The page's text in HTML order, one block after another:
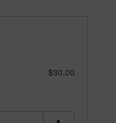
$30.00